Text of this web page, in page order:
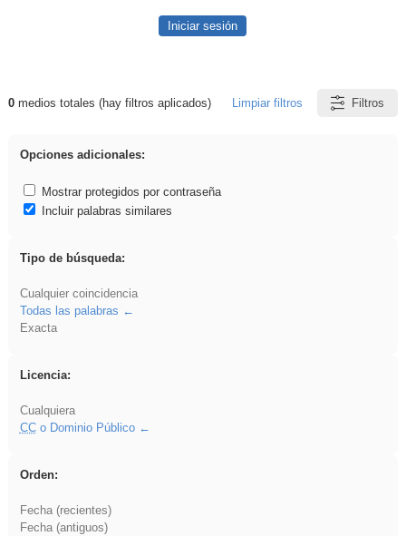
Iniciar sesión
Resultados de: song
0medios totales (hay filtros aplicados) Limpiar filtros Filtros
Opciones adicionales:
Mostrar protegidos por contraseña
Incluir palabras similares
Tipo de búsqueda:
Cualquier coincidencia
Todas las palabras
Exacta
Licencia:
Cualquiera
CCo Dominio Público
Orden:
Fecha (recientes)
Fecha (antiguos)